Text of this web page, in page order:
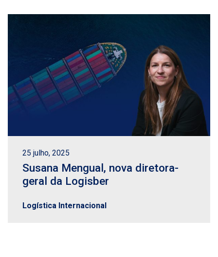
25 julho, 2025
Susana Mengual, nova diretora-
geral da Logisber
Logística Internacional